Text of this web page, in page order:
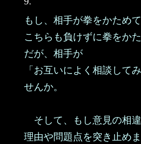
もし、相手が拳をかため
こちらも負けずに拳をか
だが、相手が
「お互いによく相談して
せんか。
そして、もし意見の相
理由や問題点を突き止めま